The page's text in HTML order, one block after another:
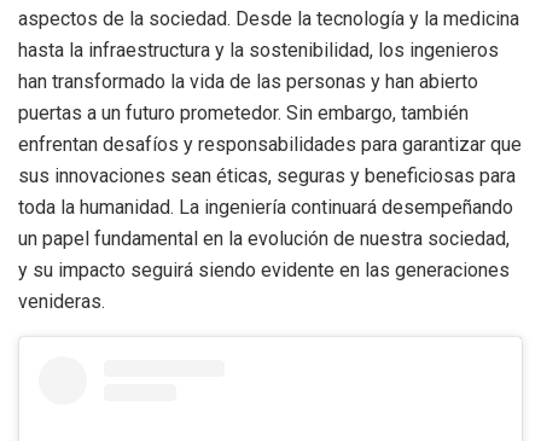
aspectos de la sociedad. Desde la tecnología y la medicina
hasta la infraestructura y la sostenibilidad, los ingenieros
han transformado la vida de las personas y han abierto
puertas a un futuro prometedor. Sin embargo, también
enfrentan desafíos y responsabilidades para garantizar que
sus innovaciones sean éticas, seguras y beneficiosas para
toda la humanidad. La ingeniería continuará desempeñando
un papel fundamental en la evolución de nuestra sociedad,
y su impacto seguirá siendo evidente en las generaciones
venideras.